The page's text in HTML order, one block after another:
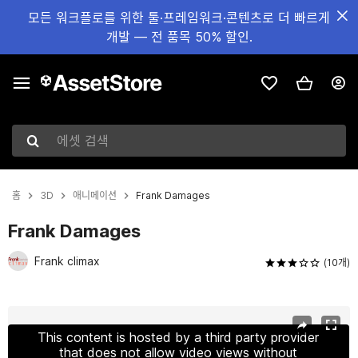
모든 워크플로를 위한 툴·프레임워크·콘텐츠로 더 빠르게
개발 — 전 품목 50% 할인.
에셋 검색
홈 3D 애니메이션 Frank Damages
Frank Damages
Frank climax (10개)
This content is hosted by a third party provider
that does not allow video views without